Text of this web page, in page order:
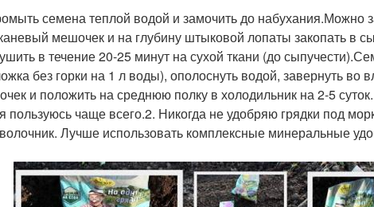
семена теплой водой и замочить до набухания.Можно
мешочек и на глубину штыковой лопаты закопать в
в течение 20-25 минут на сухой ткани (до
без горки на 1 л воды), ополоснуть водой, завернуть во
и положить на среднюю полку в холодильник на 2-5
пользуюсь чаще всего.2. Никогда не удобряю грядки под
Лучше использовать комплексные минеральные